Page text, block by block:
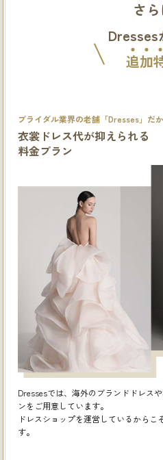
さ
Dresses
追加
ブライダル業界の老舗「Dresses」だ
衣裳ドレス代が抑えられる
料金プラン
Dressesでは、海外のブランドドレス
ンをご用意しています。
ドレスショップを運営しているから
す。